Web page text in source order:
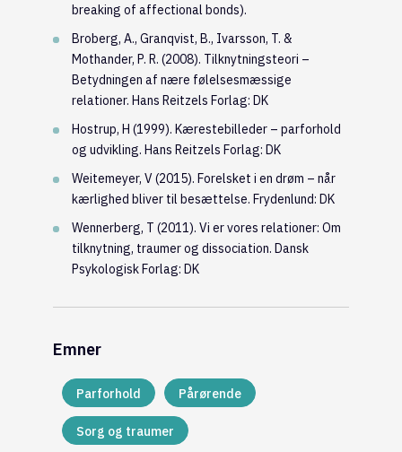
breaking of affectional bonds).
Broberg, A., Granqvist, B., Ivarsson, T. &
Mothander, P. R. (2008). Tilknytningsteori –
Betydningen af nære følelsesmæssige
relationer. Hans Reitzels Forlag: DK
Hostrup, H (1999). Kærestebilleder – parforhold
og udvikling. Hans Reitzels Forlag: DK
Weitemeyer, V (2015). Forelsket i en drøm – når
kærlighed bliver til besættelse. Frydenlund: DK
Wennerberg, T (2011). Vi er vores relationer: Om
tilknytning, traumer og dissociation. Dansk
Psykologisk Forlag: DK
Emner
Parforhold Pårørende
Sorg og traumer